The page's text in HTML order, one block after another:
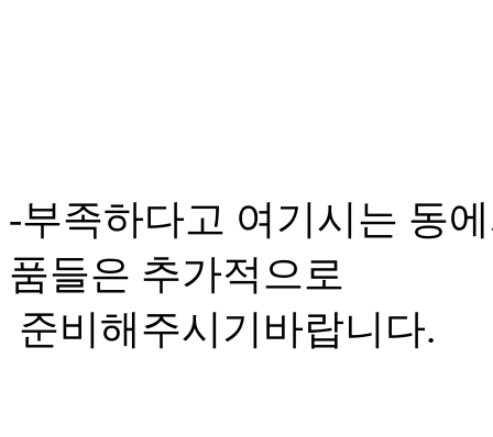
-부족하다고 여기시는 동
품들은 추가적으로
준비해주시기바랍니다.